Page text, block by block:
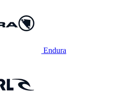
Endura